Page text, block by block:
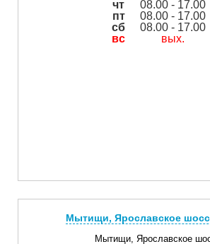
чт
08.00 - 17.00
пт
08.00 - 17.00
сб
08.00 - 17.00
вс
вых.
Мытищи, Ярославское
Мытищи, Ярославское